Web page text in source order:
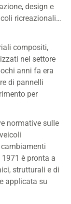
design e
ricreazionali…
compositi,
nel settore
anni fa era
di pannelli
per
normative sulle
è pronta a
strutturali e di
applicata su